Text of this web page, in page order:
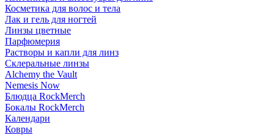
Косметика для волос и тела
Лак и гель для ногтей
Линзы цветные
Парфюмерия
Растворы и капли для линз
Склеральные линзы
Alchemy the Vault
Nemesis Now
Блюдца RockMerch
Бокалы RockMerch
Календари
Ковры